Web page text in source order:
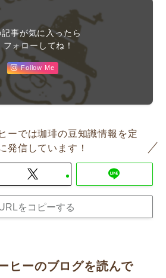
記事が気に入ったら
フォローしてね！
Follow Me
ーでは珈琲の豆知識情報を定
発信しています！
をコピーする
ヒーのブログを読んで